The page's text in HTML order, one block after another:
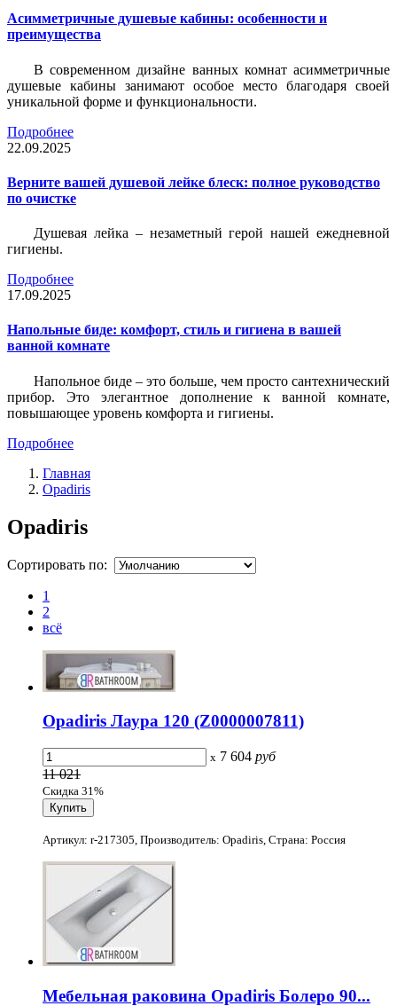
Асимметричные душевые кабины: особенности и
преимущества
В современном дизайне ванных комнат асимметричные
душевые кабины занимают особое место благодаря своей
уникальной форме и функциональности.
Подробнее
22.09.2025
Верните вашей душевой лейке блеск: полное руководство
по очистке
Душевая лейка – незаметный герой нашей ежедневной
гигиены.
Подробнее
17.09.2025
Напольные биде: комфорт, стиль и гигиена в вашей
ванной комнате
Напольное биде – это больше, чем просто сантехнический
прибор. Это элегантное дополнение к ванной комнате,
повышающее уровень комфорта и гигиены.
Подробнее
Главная
Opadiris
Opadiris
Сортировать по:
1
2
всё
Opadiris Лаура 120 (Z0000007811)
x 7 604 руб
11 021
Скидка 31%
Артикул: r-217305, Производитель: Opadiris, Страна: Россия
Мебельная раковина Opadiris Болеро 90...